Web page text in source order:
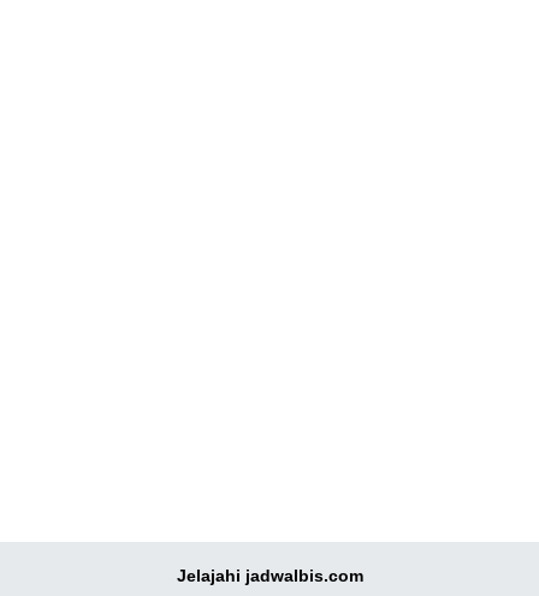
Jelajahi jadwalbis.com